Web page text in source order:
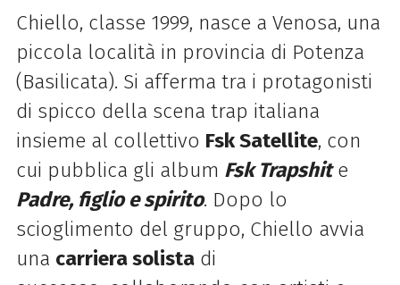
Chiello, classe 1999, nasce a Venosa, una
piccola località in provincia di Potenza
(Basilicata). Si afferma tra i protagonisti
di spicco della scena trap italiana
insieme al collettivo Fsk Satellite, con
cui pubblica gli album Fsk Trapshite
Padre, figlio e spirito. Dopo lo
scioglimento del gruppo, Chiello avvia
una carriera solistadi